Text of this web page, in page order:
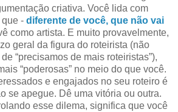
criativa. Você lida com
- diferente de você, que não vai
como artista. E muito provavelmente,
geral da figura do roteirista (não
“precisamos de mais roteiristas”),
“poderosas” no meio do que você.
e engajados no seu roteiro é
se apegue. Dê uma vitória ou outra.
esse dilema, significa que você